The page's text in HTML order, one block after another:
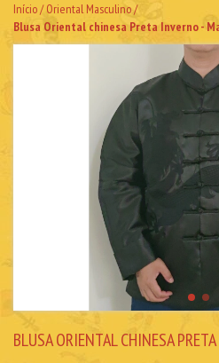
Início/ Oriental Masculino/
Blusa Oriental chinesa Preta Inverno -
BLUSA ORIENTAL CHINESA